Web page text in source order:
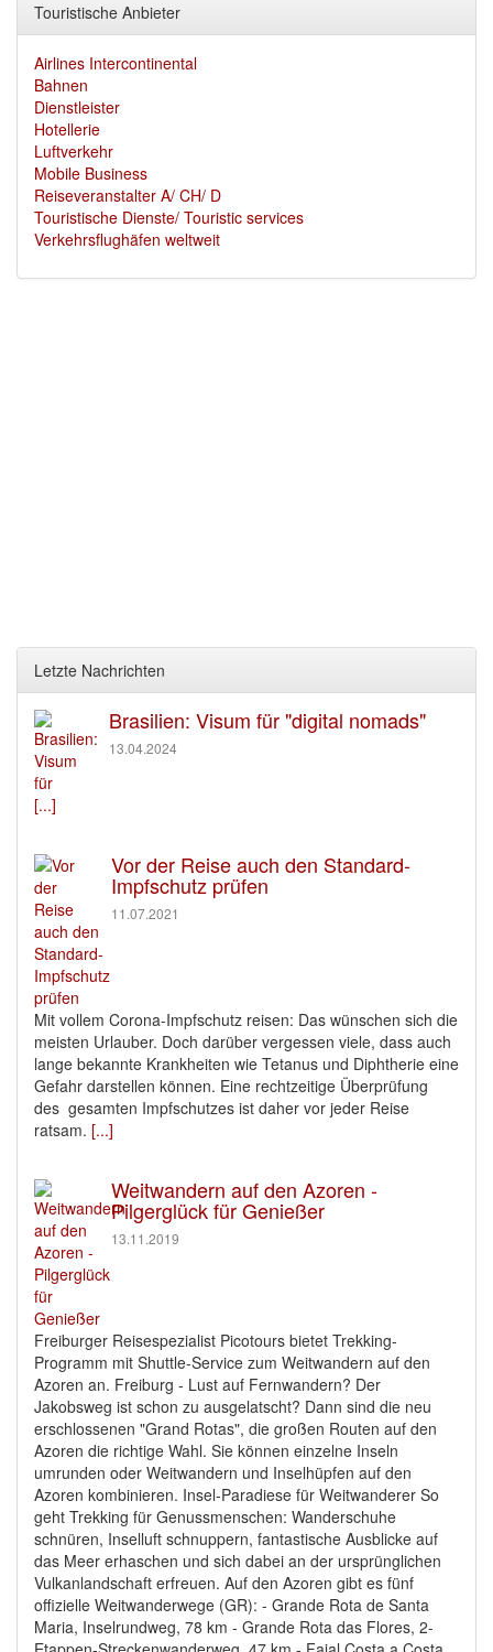
Touristische Anbieter
Airlines Intercontinental
Bahnen
Dienstleister
Hotellerie
Luftverkehr
Mobile Business
Reiseveranstalter A/ CH/ D
Touristische Dienste/ Touristic services
Verkehrsflughäfen weltweit
Letzte Nachrichten
Brasilien: Visum für "digital nomads"
13.04.2024
[...]
Vor der Reise auch den Standard-
Impfschutz prüfen
11.07.2021
Mit vollem Corona-Impfschutz reisen: Das wünschen sich die
meisten Urlauber. Doch darüber vergessen viele, dass auch
lange bekannte Krankheiten wie Tetanus und Diphtherie eine
Gefahr darstellen können. Eine rechtzeitige Überprüfung
des gesamten Impfschutzes ist daher vor jeder Reise
ratsam. [...]
Weitwandern auf den Azoren -
Pilgerglück für Genießer
13.11.2019
Freiburger Reisespezialist Picotours bietet Trekking-
Programm mit Shuttle-Service zum Weitwandern auf den
Azoren an. Freiburg - Lust auf Fernwandern? Der
Jakobsweg ist schon zu ausgelatscht? Dann sind die neu
erschlossenen "Grand Rotas", die großen Routen auf den
Azoren die richtige Wahl. Sie können einzelne Inseln
umrunden oder Weitwandern und Inselhüpfen auf den
Azoren kombinieren. Insel-Paradiese für Weitwanderer So
geht Trekking für Genussmenschen: Wanderschuhe
schnüren, Inselluft schnuppern, fantastische Ausblicke auf
das Meer erhaschen und sich dabei an der ursprünglichen
Vulkanlandschaft erfreuen. Auf den Azoren gibt es fünf
offizielle Weitwanderwege (GR): - Grande Rota de Santa
Maria, Inselrundweg, 78 km - Grande Rota das Flores, 2-